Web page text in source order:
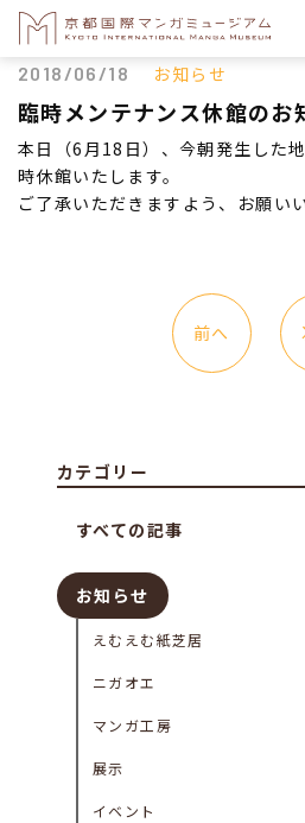
2018/06/18 お知らせ
臨時メンテナンス休館のお
本日（6月18日）、今朝発生した
時休館いたします。
ご了承いただきますよう、お願い
前へ
カテゴリー
すべての記事
お知らせ
えむえむ紙芝居
ニガオエ
マンガ工房
展示
イベント